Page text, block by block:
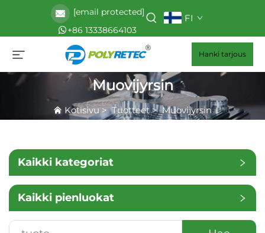
[email protected]
+86 13338664103
FI
Hanki tarjous
Muovijyrsin
Kotisivu>Tuotteet>Muovijyrsin
Kaikki kategoriat
Kaikki pienluokat